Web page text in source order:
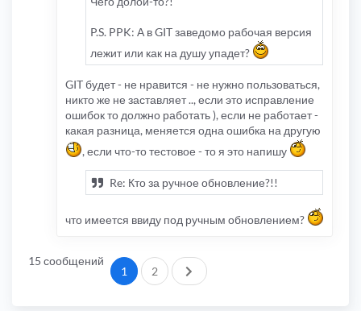
P.S. PPK: А в GIT заведомо рабочая версия
лежит или как на душу упадет?
GIT будет - не нравится - не нужно пользоваться,
никто же не заставляет .., если это исправление
ошибок то должно работать ), если не работает -
какая разница, меняется одна ошибка на другую
, если что-то тестовое - то я это напишу
Re: Кто за ручное обновление?!!
что имеется ввиду под ручным обновлением?
15 сообщений
1 2 След.